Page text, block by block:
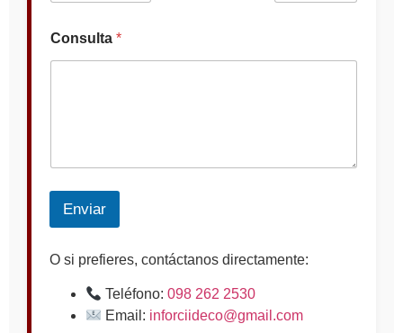
Consulta *
Enviar
O si prefieres, contáctanos directamente:
Teléfono:098 262 2530
Email: inforciideco@gmail.com